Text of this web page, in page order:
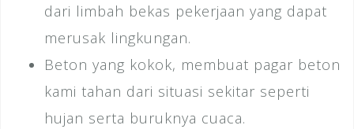
dari limbah bekas pekerjaan yang dapat
merusak lingkungan.
Beton yang kokok, membuat pagar beton
kami tahan dari situasi sekitar seperti
hujan serta buruknya cuaca.